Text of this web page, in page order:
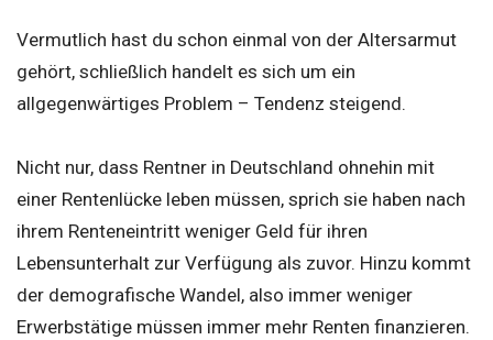
Vermutlich hast du schon einmal von der Altersarmut
gehört, schließlich handelt es sich um ein
allgegenwärtiges Problem – Tendenz steigend.
Nicht nur, dass Rentner in Deutschland ohnehin mit
einer Rentenlücke leben müssen, sprich sie haben nach
ihrem Renteneintritt weniger Geld für ihren
Lebensunterhalt zur Verfügung als zuvor. Hinzu kommt
der demografische Wandel, also immer weniger
Erwerbstätige müssen immer mehr Renten finanzieren.